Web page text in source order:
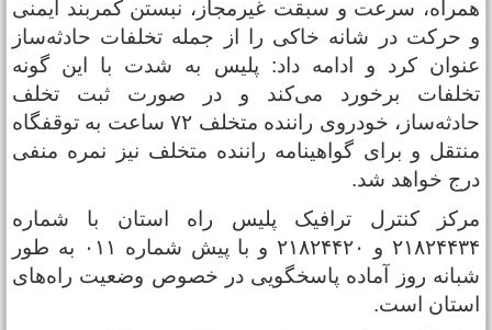
سرعت و سبقت غیرمجاز، نبستن کمربند ایمنی
حرکت در شانه خاکی را از جمله تخلفات حادثه‌ساز
کرد و ادامه داد: پلیس به‌ شدت با این گونه
برخورد می‌کند و در صورت ثبت تخلف
حادثه‌ساز، خودروی راننده متخلف ۷۲ ساعت به توقفگاه
و برای گواهینامه راننده متخلف نیز نمره منفی
خواهد شد.
کنترل ترافیک پلیس راه استان با شماره
۲۱۸۲۴۴۳۴ و ۲۱۸۲۴۴۲۰ و با پیش شماره ۰۱۱ به طور
روز آماده پاسخگویی در خصوص وضعیت راه‌های
است.